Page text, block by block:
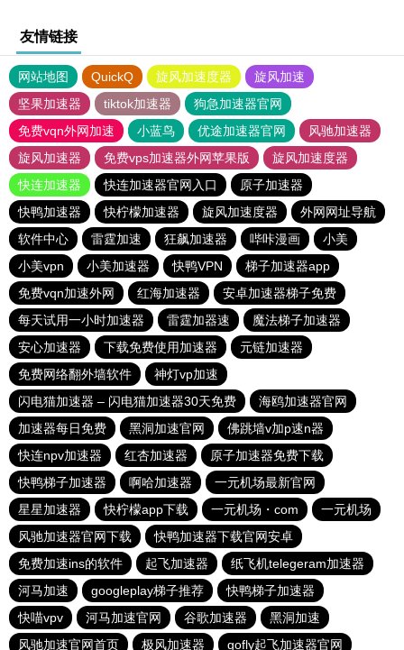
友情链接
网站地图 QuickQ 旋风加速度器
旋风加速
坚果加速器
tiktok加速器
狗急加速器官网
免费vqn外网加速
小蓝鸟 优途加速器官网
风驰加速器
旋风加速器
免费vps加速器外网苹果版
旋风加速度器
快连加速器
快连加速器官网入口
原子加速器
快鸭加速器
快柠檬加速器 旋风加速度器
外网网址导航
软件中心
雷霆加速 狂飙加速器 哔咔漫画
小美
小美vpn
小美加速器 快鸭VPN
梯子加速器app
免费vqn加速外网
红海加速器
安卓加速器梯子免费
每天试用一小时加速器
雷霆加器速
魔法梯子加速器
安心加速器
下载免费使用加速器
元链加速器
免费网络翻外墙软件
神灯vp加速
闪电猫加速器 – 闪电猫加速器30天免费
海鸥加速器官网
加速器每日免费
黑洞加速官网
佛跳墙v加p速n器
快连npv加速器
红杏加速器
原子加速器免费下载
快鸭梯子加速器
啊哈加速器
一元机场最新官网
星星加速器
快柠檬app下载 一元机场・com
一元机场
风驰加速器官网下载
快鸭加速器下载官网安卓
免费加速ins的软件
起飞加速器
纸飞机telegeram加速器
河马加速
googleplay梯子推荐
快鸭梯子加速器
快喵vpv
河马加速官网 谷歌加速器
黑洞加速
风驰加速官网首页
极风加速器 gofly起飞加速器官网